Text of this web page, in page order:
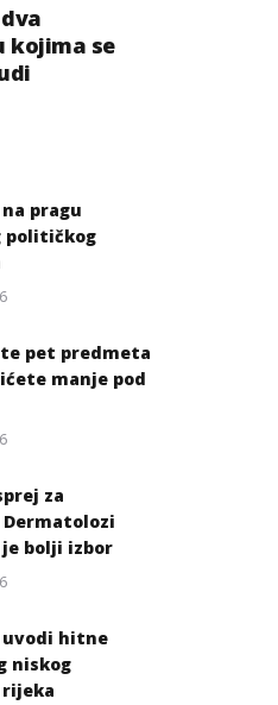
kojima se
pragu
političkog
pet predmeta
manje pod
za
Dermatolozi
bolji izbor
uvodi hitne
niskog